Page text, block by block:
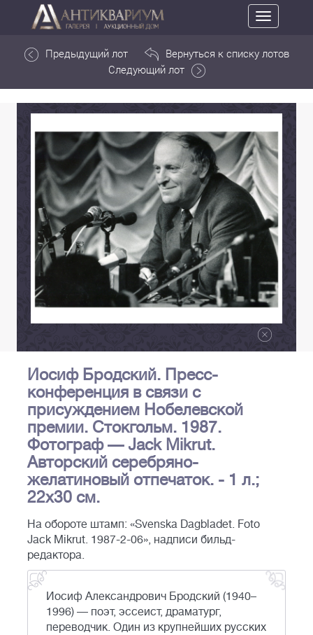
Toggle
navigation
Предыдущий лот
Вернуться к списку лотов
Следующий лот
Иосиф Бродский. Пресс-
конференция в связи с
присуждением Нобелевской
премии. Стокгольм. 1987.
Фотограф — Jack Mikrut.
Авторский серебряно-
желатиновый отпечаток. - 1 л.;
22х30 см.
На обороте штамп: «Svenska Dagbladet. Foto
Jack Mikrut. 1987-2-06», надписи бильд-
редактора.
Иосиф Александрович Бродский (1940–
1996) — поэт, эссеист, драматург,
переводчик. Один из крупнейших русских